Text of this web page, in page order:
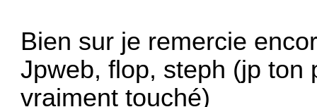
Bien sur je remercie
Jpweb, flop, steph (jp ton
vraiment touché)